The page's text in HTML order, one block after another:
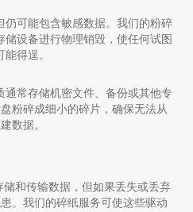
仍可能包含敏感数据。我们的粉碎
储设备进行物理销毁，使任何试图
得逞。
通常存储机密文件、备份或其他专
粉碎成细小的碎片，确保无法从
数据。
和传输数据，但如果丢失或丢弃
。我们的碎纸服务可使这些驱动